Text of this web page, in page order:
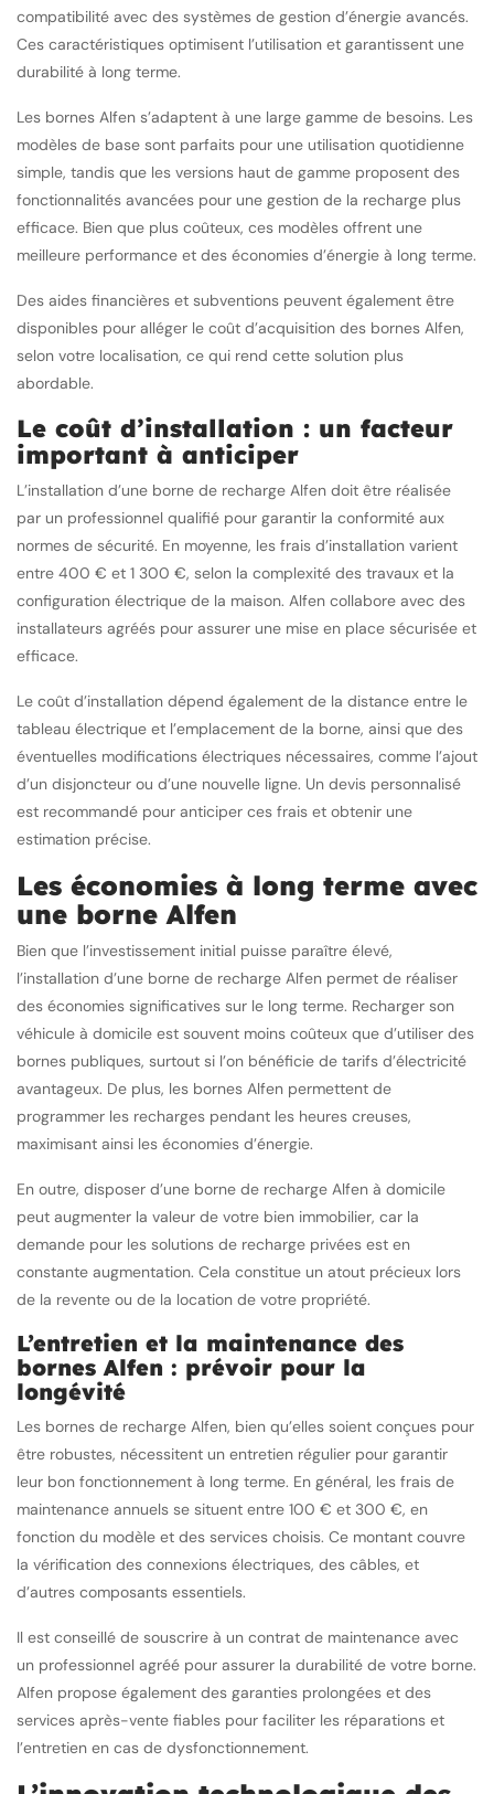
compatibilité avec des systèmes de gestion d’énergie avancés.
Ces caractéristiques optimisent l’utilisation et garantissent une
durabilité à long terme.
Les bornes Alfen s’adaptent à une large gamme de besoins. Les
modèles de base sont parfaits pour une utilisation quotidienne
simple, tandis que les versions haut de gamme proposent des
fonctionnalités avancées pour une gestion de la recharge plus
efficace. Bien que plus coûteux, ces modèles offrent une
meilleure performance et des économies d’énergie à long terme.
Des aides financières et subventions peuvent également être
disponibles pour alléger le coût d’acquisition des bornes Alfen,
selon votre localisation, ce qui rend cette solution plus
abordable.
Le coût d’installation : un facteur
important à anticiper
L’installation d’une borne de recharge Alfen doit être réalisée
par un professionnel qualifié pour garantir la conformité aux
normes de sécurité. En moyenne, les frais d’installation varient
entre 400 € et 1 300 €, selon la complexité des travaux et la
configuration électrique de la maison. Alfen collabore avec des
installateurs agréés pour assurer une mise en place sécurisée et
efficace.
Le coût d’installation dépend également de la distance entre le
tableau électrique et l’emplacement de la borne, ainsi que des
éventuelles modifications électriques nécessaires, comme l’ajout
d’un disjoncteur ou d’une nouvelle ligne. Un devis personnalisé
est recommandé pour anticiper ces frais et obtenir une
estimation précise.
Les économies à long terme avec
une borne Alfen
Bien que l’investissement initial puisse paraître élevé,
l’installation d’une borne de recharge Alfen permet de réaliser
des économies significatives sur le long terme. Recharger son
véhicule à domicile est souvent moins coûteux que d’utiliser des
bornes publiques, surtout si l’on bénéficie de tarifs d’électricité
avantageux. De plus, les bornes Alfen permettent de
programmer les recharges pendant les heures creuses,
maximisant ainsi les économies d’énergie.
En outre, disposer d’une borne de recharge Alfen à domicile
peut augmenter la valeur de votre bien immobilier, car la
demande pour les solutions de recharge privées est en
constante augmentation. Cela constitue un atout précieux lors
de la revente ou de la location de votre propriété.
L’entretien et la maintenance des
bornes Alfen : prévoir pour la
longévité
Les bornes de recharge Alfen, bien qu’elles soient conçues pour
être robustes, nécessitent un entretien régulier pour garantir
leur bon fonctionnement à long terme. En général, les frais de
maintenance annuels se situent entre 100 € et 300 €, en
fonction du modèle et des services choisis. Ce montant couvre
la vérification des connexions électriques, des câbles, et
d’autres composants essentiels.
Il est conseillé de souscrire à un contrat de maintenance avec
un professionnel agréé pour assurer la durabilité de votre borne.
Alfen propose également des garanties prolongées et des
services après-vente fiables pour faciliter les réparations et
l’entretien en cas de dysfonctionnement.